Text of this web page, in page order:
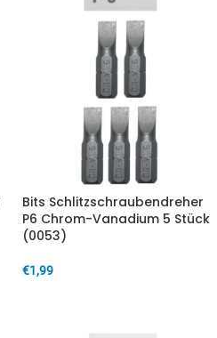
Bits Schlitzschraubendreher
P6 Chrom-Vanadium 5 Stück
(0053)
€1,99